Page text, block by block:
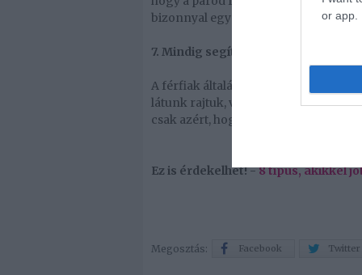
or app.
bizonnyal egy olyan férfivel van
7. Mindig segít, amikor szükséged
A férfiak általában nagyon
látunk rajtuk, valójában azt is érzik.
csak azért, hogy boldoggá tegyen,
Ez is érdekelhet! -8 típus, akikkel
Megosztás: Facebook Twitter